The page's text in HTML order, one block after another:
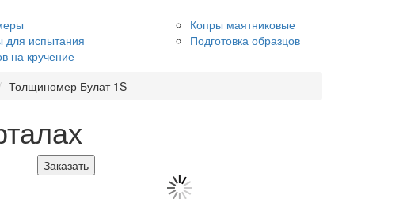
Копры маятниковые
испытания
на кручение
Подготовка образцов
Толщиномер Булат 1S
Заказать